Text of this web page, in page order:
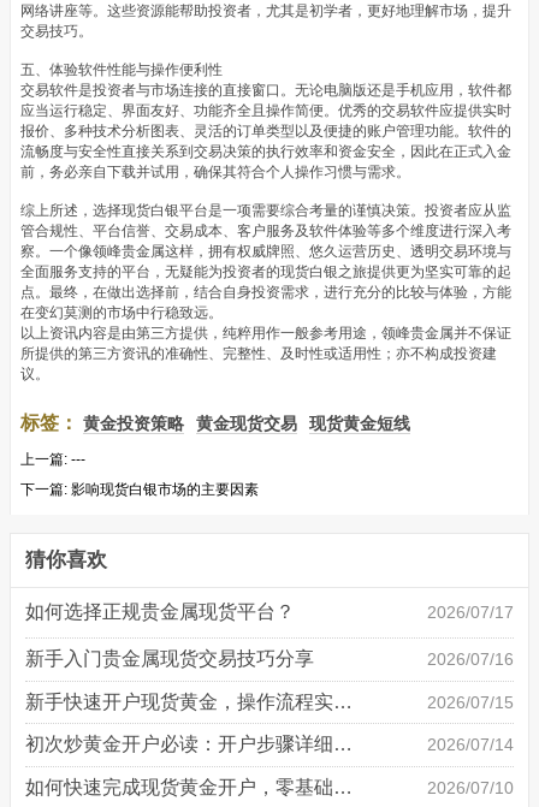
网络讲座等。这些资源能帮助投资者，尤其是初学者，更好地理解市场，提升
交易技巧。
五、体验软件性能与操作便利性
交易软件是投资者与市场连接的直接窗口。无论电脑版还是手机应用，软件都
应当运行稳定、界面友好、功能齐全且操作简便。优秀的交易软件应提供实时
报价、多种技术分析图表、灵活的订单类型以及便捷的账户管理功能。软件的
流畅度与安全性直接关系到交易决策的执行效率和资金安全，因此在正式入金
前，务必亲自下载并试用，确保其符合个人操作习惯与需求。
综上所述，选择现货白银平台是一项需要综合考量的谨慎决策。投资者应从监
管合规性、平台信誉、交易成本、客户服务及软件体验等多个维度进行深入考
察。一个像领峰贵金属这样，拥有权威牌照、悠久运营历史、透明交易环境与
全面服务支持的平台，无疑能为投资者的现货白银之旅提供更为坚实可靠的起
点。最终，在做出选择前，结合自身投资需求，进行充分的比较与体验，方能
在变幻莫测的市场中行稳致远。
以上资讯内容是由第三方提供，纯粹用作一般参考用途，领峰贵金属并不保证
所提供的第三方资讯的准确性、完整性、及时性或适用性；亦不构成投资建
议。
标签： 黄金投资策略 黄金现货交易 现货黄金短线
上一篇: ---
下一篇: 影响现货白银市场的主要因素
猜你喜欢
如何选择正规贵金属现货平台？ 2026/07/17
新手入门贵金属现货交易技巧分享 2026/07/16
新手快速开户现货黄金，操作流程实操详解 2026/07/15
初次炒黄金开户必读：开户步骤详细说明 2026/07/14
如何快速完成现货黄金开户，零基础也能轻松上手 2026/07/10